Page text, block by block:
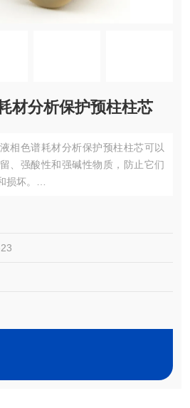
材分析保护预柱柱芯
相色谱耗材分析保护预柱柱芯可以
、强酸性和强碱性物质，防止它们
坏。